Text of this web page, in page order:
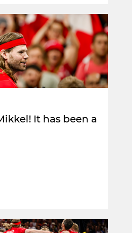
It has been a